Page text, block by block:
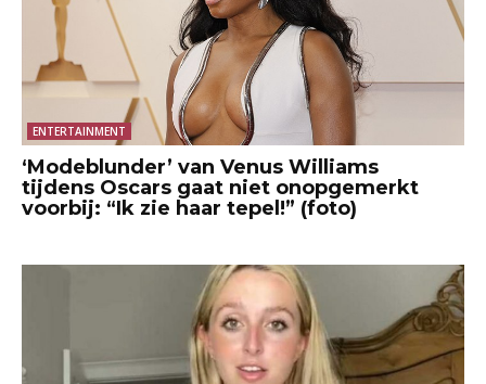
ENTERTAINMENT
‘Modeblunder’ van Venus Williams
tijdens Oscars gaat niet onopgemerkt
voorbij: “Ik zie haar tepel!” (foto)